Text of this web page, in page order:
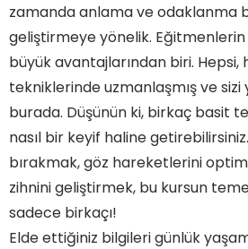
zamanda anlama ve odaklanma
geliştirmeye yönelik.
büyük avantajlarından biri. Hepsi,
tekniklerinde uzmanlaşmış ve
burada. Düşünün ki, birkaç basit
nasıl bir keyif haline
bırakmak, göz hareketlerini
zihnini geliştirmek, bu kursun
sadece birkaçı!
Elde ettiğiniz bilgileri günlük